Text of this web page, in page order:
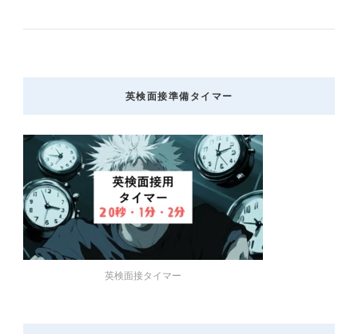
英検面接準備タイマー
英検面接タイマー